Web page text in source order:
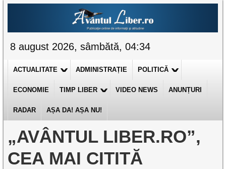
8 august 2026, sâmbătă, 04:34
ACTUALITATE ADMINISTRAȚIE POLITICĂ
ECONOMIE TIMP LIBER VIDEO NEWS ANUNȚURI
RADAR AȘA DA! AȘA NU!
„AVÂNTUL LIBER.RO”,
CEA MAI CITITĂ